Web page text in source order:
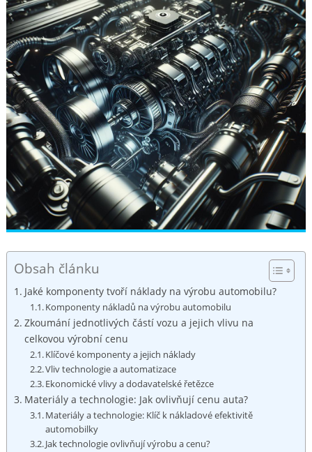
Obsah článku
Jaké komponenty tvoří náklady na výrobu automobilu?
Komponenty nákladů ‌na výrobu automobilu
Zkoumání jednotlivých částí vozu a jejich vlivu na
celkovou⁢ výrobní cenu
Klíčové komponenty a jejich ‌náklady
Vliv technologie a automatizace
Ekonomické vlivy a ​dodavatelské řetězce
Materiály‌ a ⁢technologie: Jak ovlivňují‌ cenu auta?
Materiály a technologie: ⁤Klíč k nákladové‍ efektivitě
automobilky
Jak technologie ‍ovlivňují výrobu a cenu?